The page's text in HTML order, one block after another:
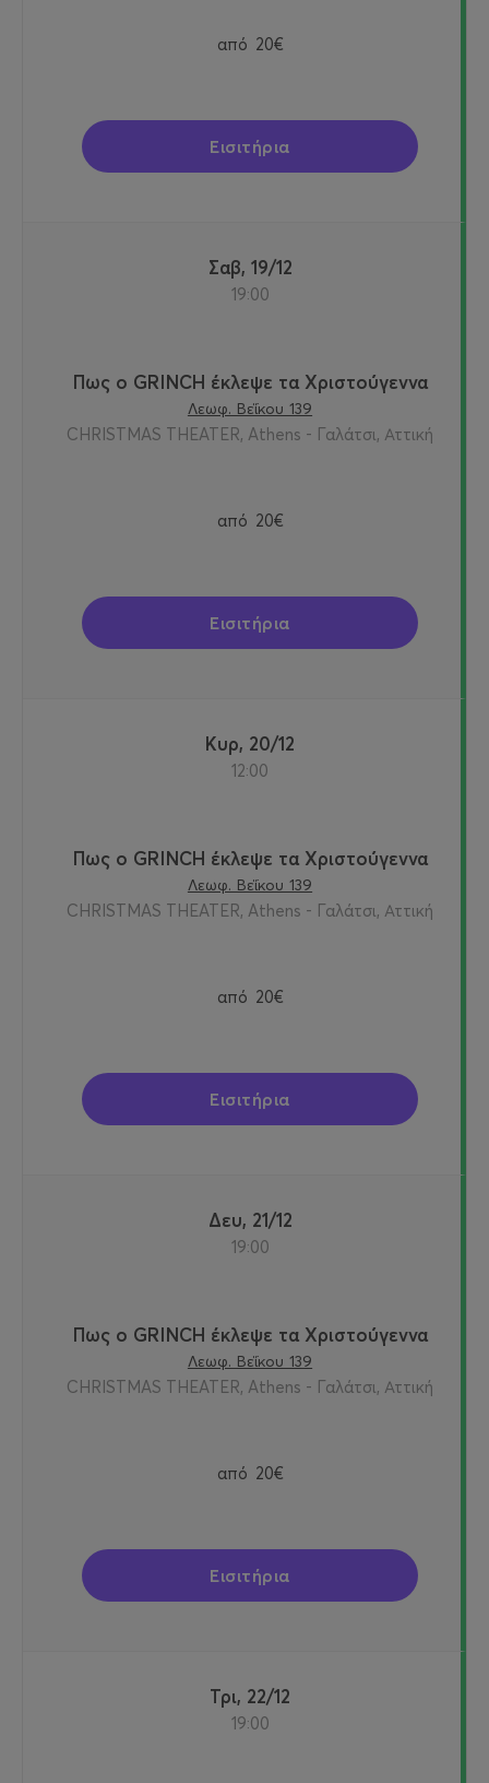
από 20€
Εισιτήρια
Σαβ, 19/12
19:00
Πως ο GRINCH έκλεψε τα Χριστούγεννα
Λεωφ. Βεΐκου 139
CHRISTMAS THEATER, Athens - Γαλάτσι, Αττική
από 20€
Εισιτήρια
Κυρ, 20/12
12:00
Πως ο GRINCH έκλεψε τα Χριστούγεννα
Λεωφ. Βεΐκου 139
CHRISTMAS THEATER, Athens - Γαλάτσι, Αττική
από 20€
Εισιτήρια
Δευ, 21/12
19:00
Πως ο GRINCH έκλεψε τα Χριστούγεννα
Λεωφ. Βεΐκου 139
CHRISTMAS THEATER, Athens - Γαλάτσι, Αττική
από 20€
Εισιτήρια
Τρι, 22/12
19:00